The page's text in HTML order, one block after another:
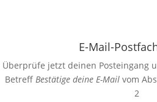
E-Mail-
Überprüfe jetzt deinen Posteingang
Betreff Bestätige deine E-Mailvom
2